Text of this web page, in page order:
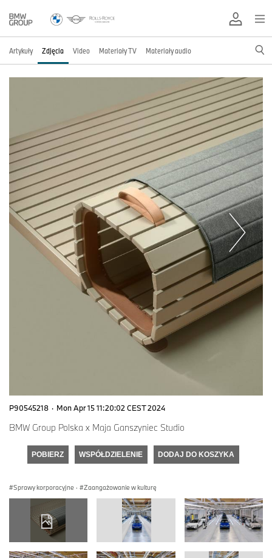
Artykuły Zdjęcia Video Materiały TV Materiały audio
P90545218 · Mon Apr 15 11:20:02 CEST 2024
BMW Group Polska x Maja Ganszyniec Studio
POBIERZ WSPÓŁDZIELENIE DODAJ DO KOSZYKA
Sprawy korporacyjne · Zaangażowanie w kulturę